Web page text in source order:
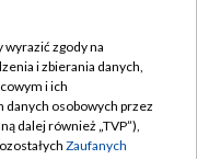
zgody na
i zbierania danych,
i ich
danych osobowych przez
dalej również „TVP”),
Zaufanych